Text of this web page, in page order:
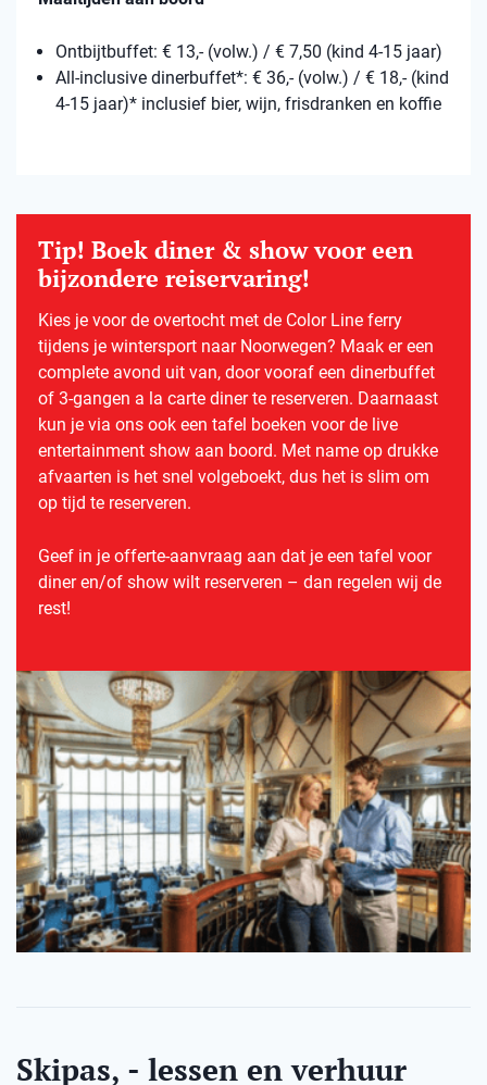
Ontbijtbuffet: € 13,- (volw.) / € 7,50 (kind 4-15 jaar)
All-inclusive dinerbuffet*: € 36,- (volw.) / € 18,- (kind
4-15 jaar)* inclusief bier, wijn, frisdranken en koffie
Tip! Boek diner & show voor een
bijzondere reiservaring!
Kies je voor de overtocht met de Color Line ferry
tijdens je wintersport naar Noorwegen? Maak er een
complete avond uit van, door vooraf een dinerbuffet
of 3-gangen a la carte diner te reserveren. Daarnaast
kun je via ons ook een tafel boeken voor de live
entertainment show aan boord. Met name op drukke
afvaarten is het snel volgeboekt, dus het is slim om
op tijd te reserveren.
Geef in je offerte-aanvraag aan dat je een tafel voor
diner en/of show wilt reserveren – dan regelen wij de
rest!
Skipas, - lessen en verhuur